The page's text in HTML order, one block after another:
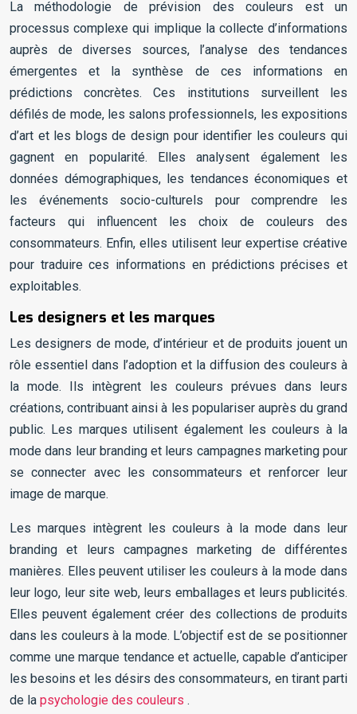
La méthodologie de prévision des couleurs est un
processus complexe qui implique la collecte d’informations
auprès de diverses sources, l’analyse des tendances
émergentes et la synthèse de ces informations en
prédictions concrètes. Ces institutions surveillent les
défilés de mode, les salons professionnels, les expositions
d’art et les blogs de design pour identifier les couleurs qui
gagnent en popularité. Elles analysent également les
données démographiques, les tendances économiques et
les événements socio-culturels pour comprendre les
facteurs qui influencent les choix de couleurs des
consommateurs. Enfin, elles utilisent leur expertise créative
pour traduire ces informations en prédictions précises et
exploitables.
Les designers et les marques
Les designers de mode, d’intérieur et de produits jouent un
rôle essentiel dans l’adoption et la diffusion des couleurs à
la mode. Ils intègrent les couleurs prévues dans leurs
créations, contribuant ainsi à les populariser auprès du grand
public. Les marques utilisent également les couleurs à la
mode dans leur branding et leurs campagnes marketing pour
se connecter avec les consommateurs et renforcer leur
image de marque.
Les marques intègrent les couleurs à la mode dans leur
branding et leurs campagnes marketing de différentes
manières. Elles peuvent utiliser les couleurs à la mode dans
leur logo, leur site web, leurs emballages et leurs publicités.
Elles peuvent également créer des collections de produits
dans les couleurs à la mode. L’objectif est de se positionner
comme une marque tendance et actuelle, capable d’anticiper
les besoins et les désirs des consommateurs, en tirant parti
de la psychologie des couleurs .